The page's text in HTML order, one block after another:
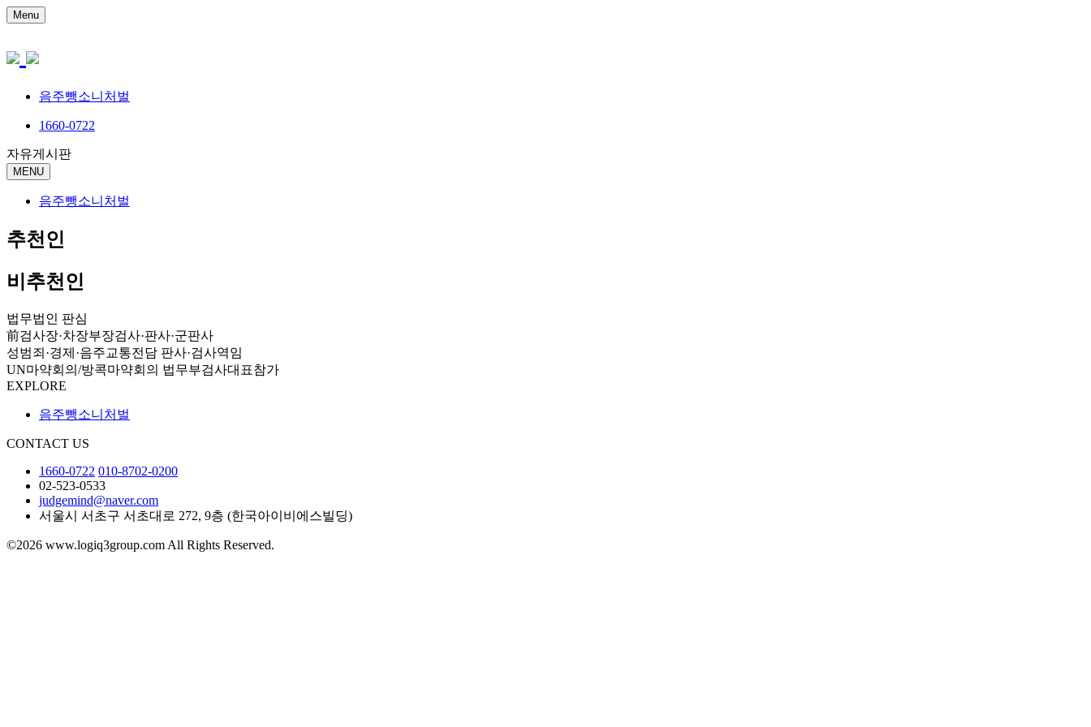
Menu
음주뺑소니처벌
1660-0722
자유게시판
MENU
음주뺑소니처벌
추천인
비추천인
법무법인 판심
前검사장·차장부장검사·판사·군판사
성범죄·경제·음주교통전담 판사·검사역임
UN마약회의/방콕마약회의 법무부검사대표참가
EXPLORE
음주뺑소니처벌
CONTACT US
1660-0722 010-8702-0200
02-523-0533
judgemind@naver.com
서울시 서초구 서초대로 272, 9층 (한국아이비에스빌딩)
©2026 www.logiq3group.com All Rights Reserved.